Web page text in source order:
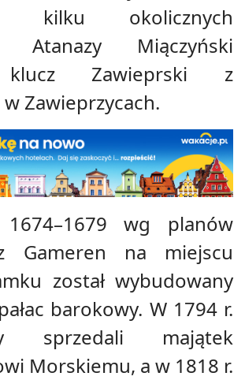
kilku okolicznych
Atanazy Miączyński
Zawieprski z
Zawieprzycach.
wg planów
Gameren na miejscu
został wybudowany
barokowy. W 1794 r.
sprzedali majątek
Morskiemu, a w 1818 r.